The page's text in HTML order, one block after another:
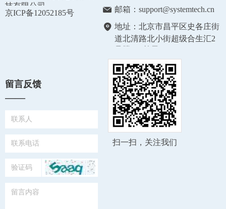
技有限公司
京ICP备12052185号
邮箱：support@systemtech.cn
地址：北京市昌平区史各庄街
道北清路北小街超级合生汇2
扫一扫，关注我们
留言反馈
——